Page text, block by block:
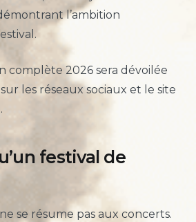
l’ambition
complète 2026 sera dévoilée
les réseaux sociaux et le site
festival de
se résume pas aux concerts.